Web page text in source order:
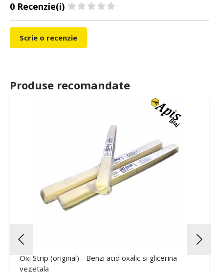
0 Recenzie(i)
Scrie o recenzie
Produse recomandate
Oxi Strip (original) - Benzi acid oxalic si glicerina
vegetala